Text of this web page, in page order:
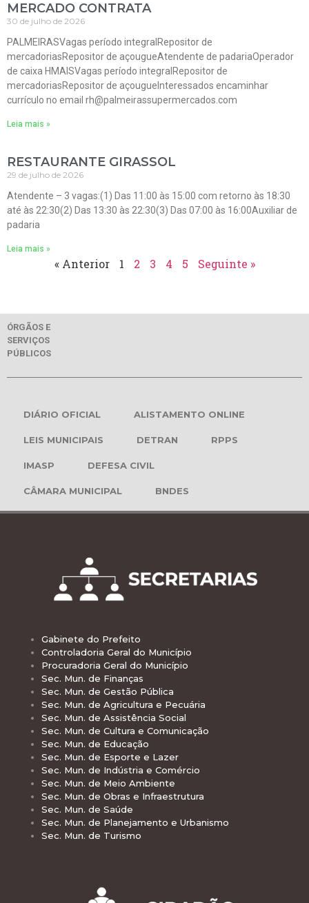
MERCADO CONTRATA
30 de julho de 2026
PALMEIRASVagas período integralRepositor de
mercadoriasRepositor de açougueAtendente de padariaOperador
de caixa HMAISVagas período integralRepositor de
mercadoriasRepositor de açougueInteressados encaminhar
currículo no email rh@palmeirassupermercados.com
Leia mais »
RESTAURANTE GIRASSOL
29 de julho de 2026
Atendente – 3 vagas:(1) Das 11:00 às 15:00 com retorno às 18:30
até às 22:30(2) Das 13:30 às 22:30(3) Das 07:00 às 16:00Auxiliar de
padaria
Leia mais »
« Anterior 1 2 3 4 5 Seguinte »
ÓRGÃOS E
SERVIÇOS
PÚBLICOS
DIÁRIO OFICIAL ALISTAMENTO ONLINE
LEIS MUNICIPAIS DETRAN RPPS
IMASP DEFESA CIVIL
CÂMARA MUNICIPAL BNDES
Gabinete do Prefeito
Controladoria Geral do Município
Procuradoria Geral do Município
Sec. Mun. de Finanças
Sec. Mun. de Gestão Pública
Sec. Mun. de Agricultura e Pecuária
Sec. Mun. de Assistência Social
Sec. Mun. de Cultura e Comunicação
Sec. Mun. de Educação
Sec. Mun. de Esporte e Lazer
Sec. Mun. de Indústria e Comércio
Sec. Mun. de Meio Ambiente
Sec. Mun. de Obras e Infraestrutura
Sec. Mun. de Saúde
Sec. Mun. de Planejamento e Urbanismo
Sec. Mun. de Turismo